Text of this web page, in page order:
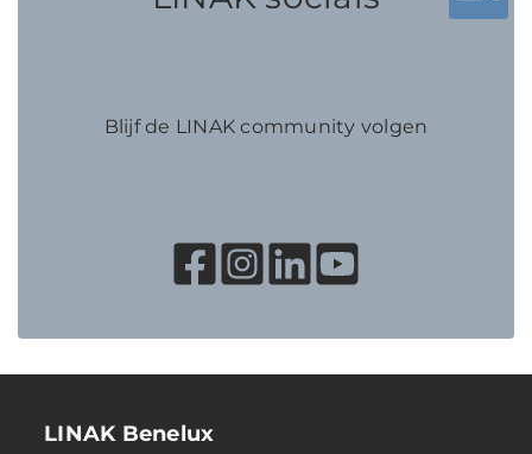
Blijf de LINAK community volgen
LINAK Benelux